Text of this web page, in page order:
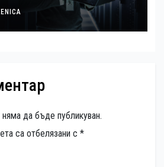
да бъде публикуван.
са отбелязани с *